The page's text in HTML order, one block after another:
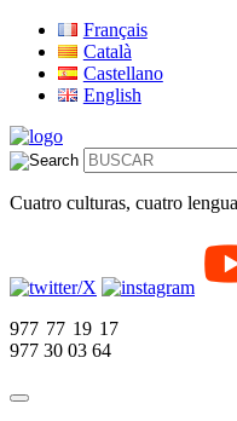
Français
Català
Castellano
English
Cuatro culturas, cuatro
977 77 19 17
977 30 03 64